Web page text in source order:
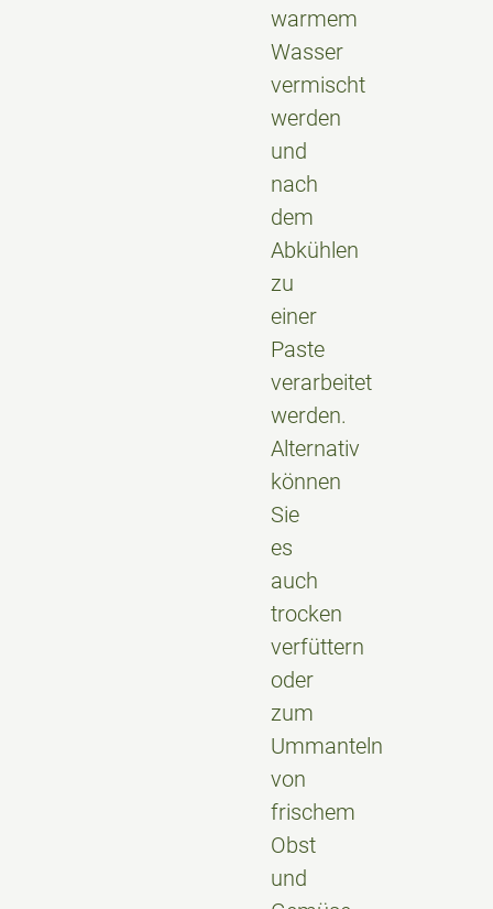
warmem
Wasser
vermischt
werden
und
nach
dem
Abkühlen
zu
einer
Paste
verarbeitet
werden.
Alternativ
können
Sie
es
auch
trocken
verfüttern
oder
zum
Ummanteln
von
frischem
Obst
und